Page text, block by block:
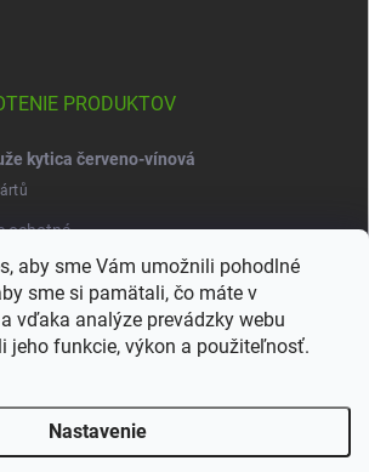
aby sme Vám umožnili pohodlné
sme si pamätali, čo máte v
vďaka analýze prevádzky webu
jeho funkcie, výkon a použiteľnosť.
Nastavenie
PRODUKTOV
kytica červeno-vínová
ochotná